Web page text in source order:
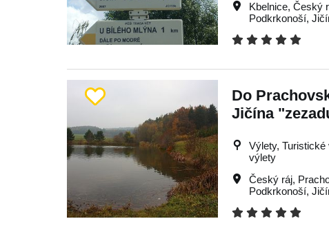
Kbelnice,Český
Podkrkonoší,
Do
Jičína
Výlety,
výlety
Český ráj,
Podkrkonoší,